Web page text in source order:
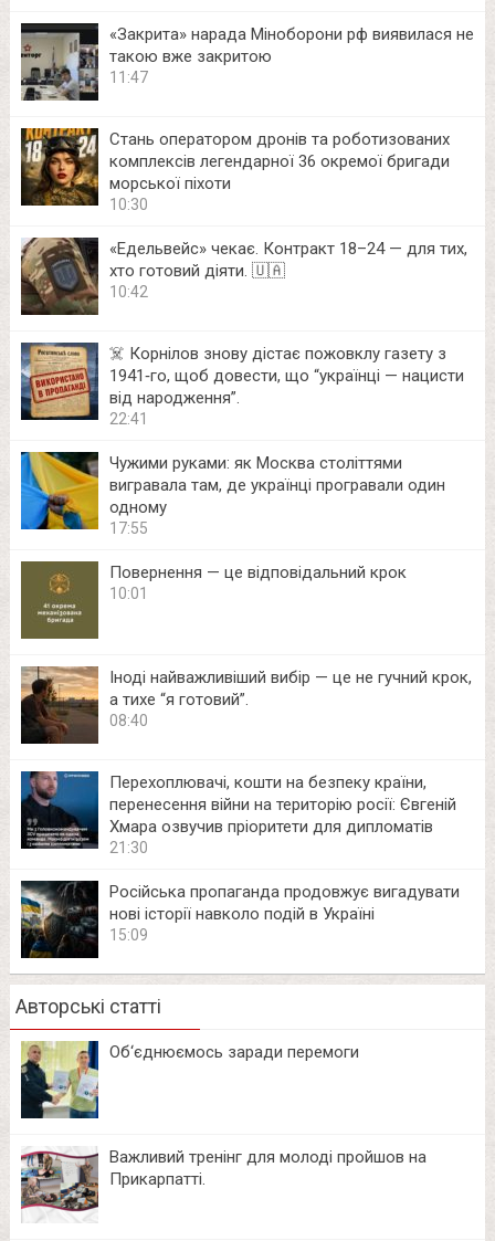
«Закрита» нарада Міноборони рф виявилася не
такою вже закритою
11:47
Стань оператором дронів та роботизованих
комплексів легендарної 36 окремої бригади
морської піхоти
10:30
«Едельвейс» чекає. Контракт 18–24 — для тих,
хто готовий діяти. 🇺🇦
10:42
☠️ Корнілов знову дістає пожовклу газету з
1941‑го, щоб довести, що “українці — нацисти
від народження”.
22:41
Чужими руками: як Москва століттями
вигравала там, де українці програвали один
одному
17:55
Повернення — це відповідальний крок
10:01
Іноді найважливіший вибір — це не гучний крок,
а тихе “я готовий”.
08:40
Перехоплювачі, кошти на безпеку країни,
перенесення війни на територію росії: Євгеній
Хмара озвучив пріоритети для дипломатів
21:30
Російська пропаганда продовжує вигадувати
нові історії навколо подій в Україні
15:09
Авторські статті
Об‘єднюємось заради перемоги
Важливий тренінг для молоді пройшов на
Прикарпатті.